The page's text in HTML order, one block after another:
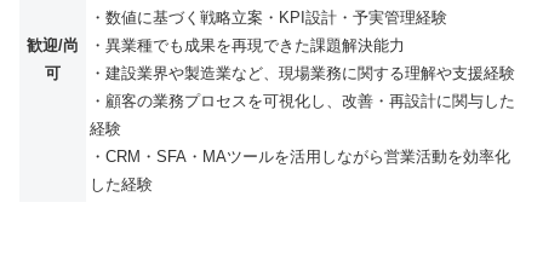
歓迎/尚
可
・数値に基づく戦略立案・KPI設計・予実管理経験
・異業種でも成果を再現できた課題解決能力
・建設業界や製造業など、現場業務に関する理解や支援経験
・顧客の業務プロセスを可視化し、改善・再設計に関与した
経験
・CRM・SFA・MAツールを活用しながら営業活動を効率化
した経験